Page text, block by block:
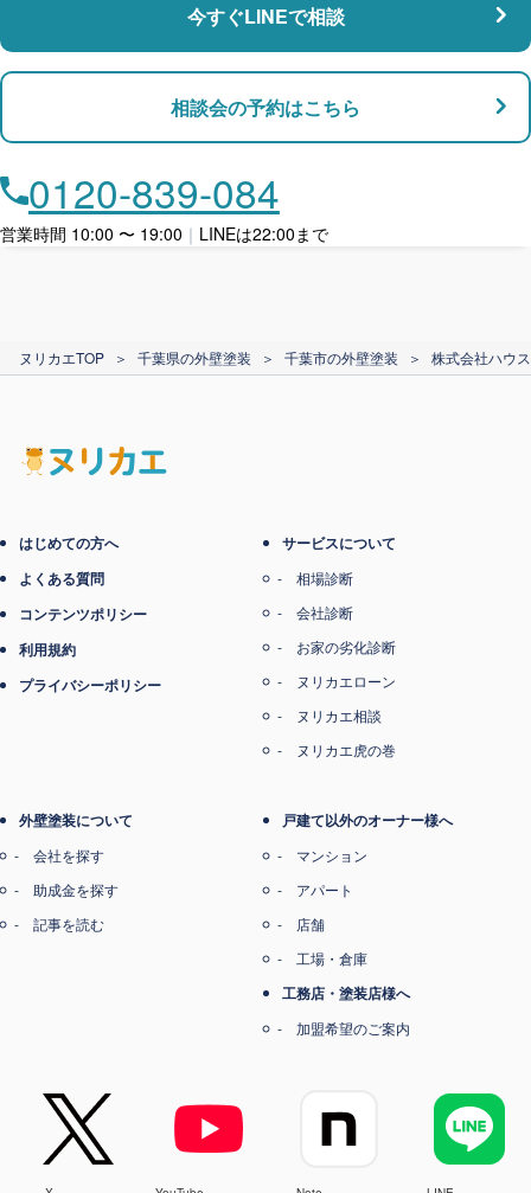
支払い対応
ローン利用
カード支払い
店舗・事務所対応
今すぐLINEで相談
相談会の予約はこちら
0120-839-084
営業時間 10:00 〜 19:00 ｜ LINEは22:00まで
ヌリカエTOP ＞ 千葉県の外壁塗装 ＞ 千葉市の外壁塗装 ＞ 株式会社ハウ
はじめての方へ
よくある質問
コンテンツポリシー
利用規約
プライバシーポリシー
サービスについて
相場診断
会社診断
お家の劣化診断
ヌリカエローン
ヌリカエ相談
ヌリカエ虎の巻
外壁塗装について
会社を探す
助成金を探す
記事を読む
戸建て以外のオーナー様へ
マンション
アパート
店舗
工場・倉庫
工務店・塗装店様へ
加盟希望のご案内